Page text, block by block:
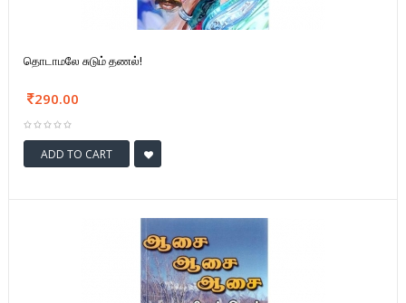
தொடாமலே சுடும் தணல்!
290.00
ADD TO CART